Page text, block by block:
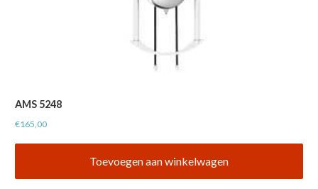
AMS 5248
€165,00
Toevoegen aan winkelwagen